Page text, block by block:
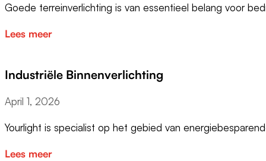
Goede terreinverlichting is van essentieel belang voor
Lees meer
Industriële Binnenverlichting
April 1, 2026
Yourlight is specialist op het gebied van
Lees meer